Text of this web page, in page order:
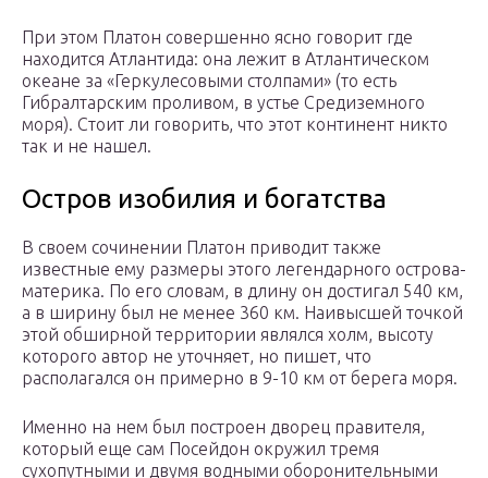
При этом Платон совершенно ясно говорит где
находится Атлантида: она лежит в Атлантическом
океане за «Геркулесовыми столпами» (то есть
Гибралтарским проливом, в устье Средиземного
моря). Стоит ли говорить, что этот континент никто
так и не нашел.
Остров изобилия и богатства
В своем сочинении Платон приводит также
известные ему размеры этого легендарного острова-
материка. По его словам, в длину он достигал 540 км,
а в ширину был не менее 360 км. Наивысшей точкой
этой обширной территории являлся холм, высоту
которого автор не уточняет, но пишет, что
располагался он примерно в 9-10 км от берега моря.
Именно на нем был построен дворец правителя,
который еще сам Посейдон окружил тремя
сухопутными и двумя водными оборонительными